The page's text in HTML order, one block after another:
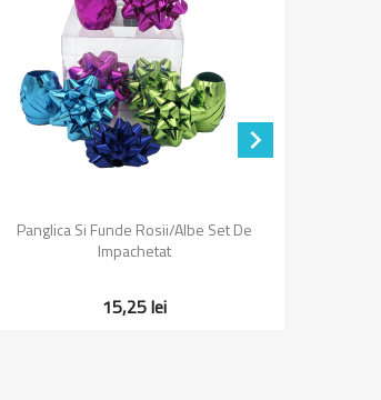
Vizualizare rapida
Panglica Si Funde Rosii/albe Set De
Impachetat
15,25 lei
